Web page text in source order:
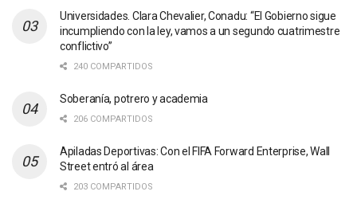
Universidades. Clara Chevalier, Conadu: “El Gobierno sigue
incumpliendo con la ley, vamos a un segundo cuatrimestre
conflictivo”
240 COMPARTIDOS
Soberanía, potrero y academia
206 COMPARTIDOS
Apiladas Deportivas: Con el FIFA Forward Enterprise, Wall
Street entró al área
203 COMPARTIDOS